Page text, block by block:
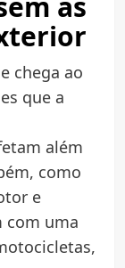
chega ao
que a
além
como
e
com uma